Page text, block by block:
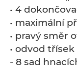
• 4
• maximální
• pravý směr
• odvod
- 8 sad